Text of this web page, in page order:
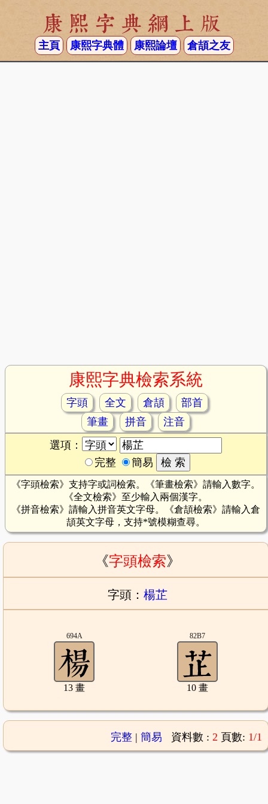
康熙字典網上版
主頁 康熙字典體 康熙論壇 倉頡之友
康熙字典檢索系統
字頭 全文 倉頡
部首
筆畫
拼音
注音
選項：
完整
簡易
《字頭檢索》支持字或詞檢索。《筆畫檢索》請輸入數字。
《全文檢索》至少輸入兩個漢字。
《拼音檢索》請輸入拼音英文字母。《倉頡檢索》請輸入倉
頡英文字母，支持*號模糊查尋。
《字頭檢索》
字頭： 楊芷
694A
13 畫
82B7
10 畫
完整| 簡易 資料數 : 2 頁數: 1/1